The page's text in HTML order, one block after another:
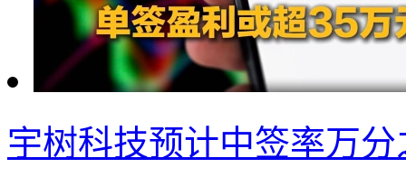
宇树科技预计中签率万